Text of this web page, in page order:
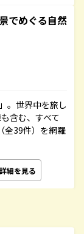
めぐる自然
。世界中を旅し
含む、すべて
全39件）を網羅
詳細を見る